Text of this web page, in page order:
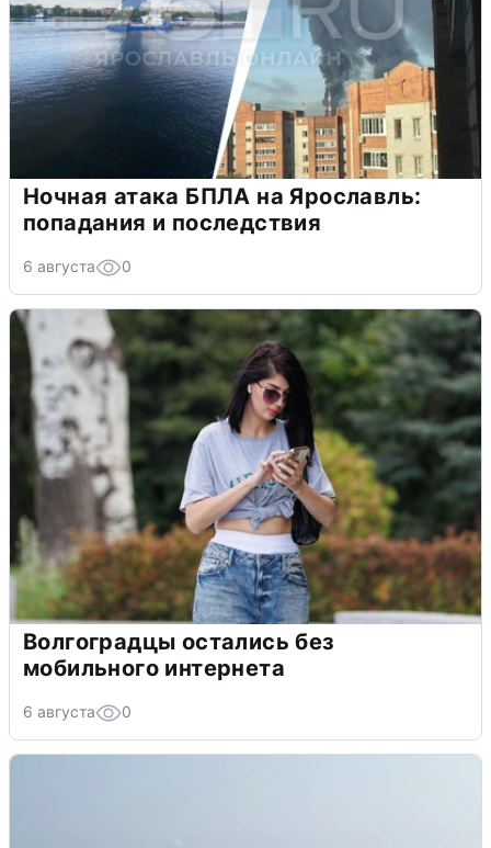
Ночная атака БПЛА на Ярославль:
попадания и последствия
6 августа 0
Волгоградцы остались без
мобильного интернета
6 августа 0